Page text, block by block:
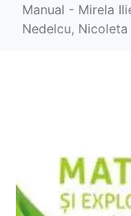
Manual - Mirela
Nedelcu, Nicoleta